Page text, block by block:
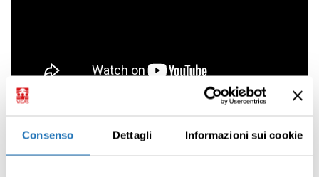
Consenso Dettagli Informazioni sui cookie
Lunedì 22 maggio ore 18:30